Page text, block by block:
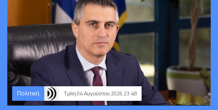
Πολιτική Τρίτη 04 Αυγούστου 2026 23:48